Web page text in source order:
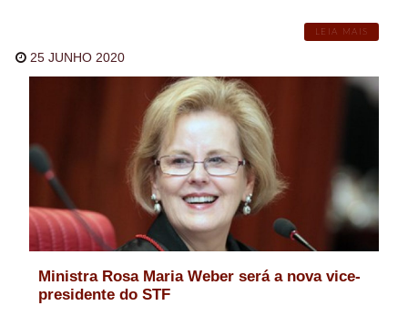
LEIA MAIS
25 JUNHO 2020
Ministra Rosa Maria Weber será a nova vice-
presidente do STF